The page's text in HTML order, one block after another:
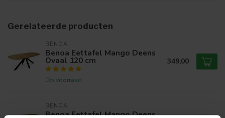
Gerelateerde producten
BENOA
Benoa Eettafel Mango Deens
Ovaal 120 cm
Op voorraad
349,00
BENOA
Benoa Eettafel Mango Deens